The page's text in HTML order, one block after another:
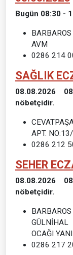
Bugün 08:30 -
AVM
0286 214
SAĞLIK
08.08.2026
nöbetçidir.
APT.
0286 212
SEHER
08.08.2026
nöbetçidir.
OCAĞI YANI
0286 217